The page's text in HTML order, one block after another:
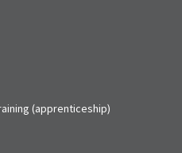
(apprenticeship)